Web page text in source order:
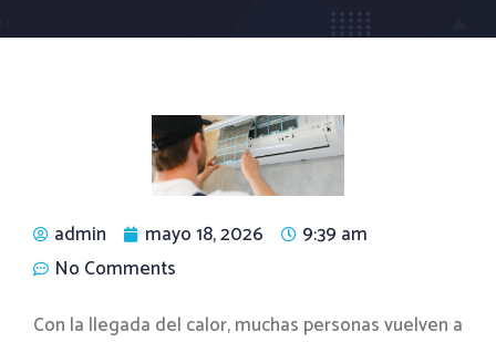
admin mayo 18, 2026
9:39 am
No Comments
Con la llegada del calor, muchas personas vuelven a